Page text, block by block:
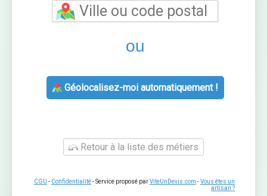
ou
Géolocalisez-moi automatiquement !
Retour à la liste des métiers
CGU - Confidentialité- Service proposé parViteUnDevis.com -Vous êtes un
artisan ?